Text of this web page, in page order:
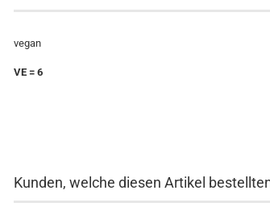
vegan
VE = 6
Kunden, welche diesen Artikel